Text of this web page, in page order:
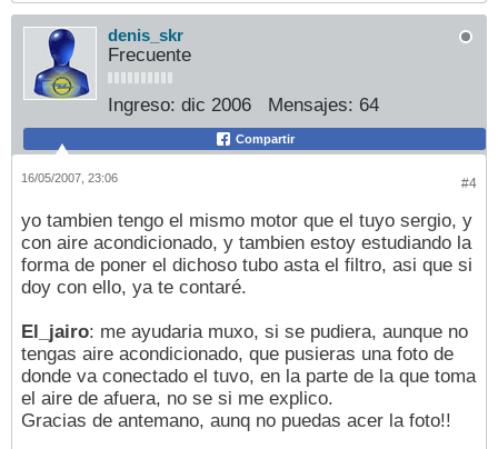
denis_skr
Frecuente
Ingreso: dic 2006 Mensajes: 64
Compartir
#4
16/05/2007, 23:06
yo tambien tengo el mismo motor que el tuyo sergio, y
con aire acondicionado, y tambien estoy estudiando la
forma de poner el dichoso tubo asta el filtro, asi que si
doy con ello, ya te contaré.
El_jairo: me ayudaria muxo, si se pudiera, aunque no
tengas aire acondicionado, que pusieras una foto de
donde va conectado el tuvo, en la parte de la que toma
el aire de afuera, no se si me explico.
Gracias de antemano, aunq no puedas acer la foto!!